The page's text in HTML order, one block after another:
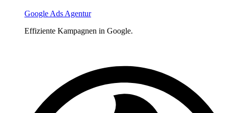
Google Ads Agentur
Effiziente Kampagnen in Google.